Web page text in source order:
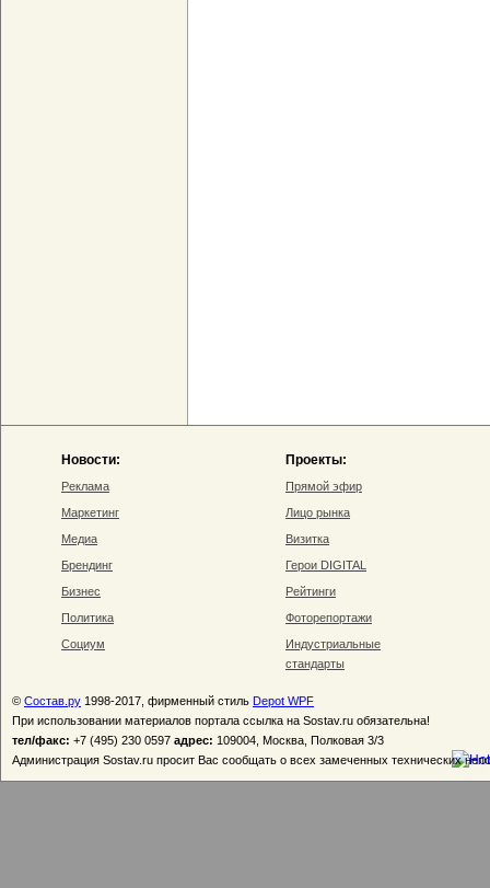
Новости:
Реклама
Маркетинг
Медиа
Брендинг
Бизнес
Политика
Социум
Проекты:
Прямой эфир
Лицо рынка
Визитка
Герои DIGITAL
Рейтинги
Фоторепортажи
Индустриальные
стандарты
© Состав.ру 1998-2017, фирменный стиль Depot WPF
При использовании материалов портала ссылка на Sostav.ru обязательна!
тел/факс: +7 (495) 230 0597 адрес: 109004, Москва, Полковая 3/3
Администрация Sostav.ru просит Вас сообщать о всех замеченных технических